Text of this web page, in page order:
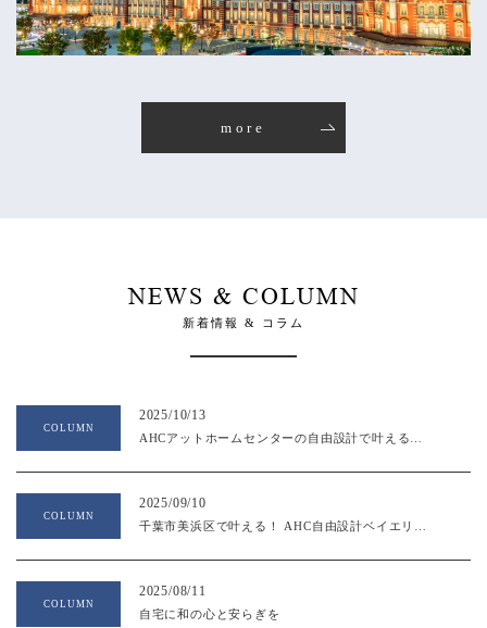
more
NEWS & COLUMN
新着情報 & コラム
COLUMN
2025/10/13
COLUMN
2025/09/10
COLUMN
2025/08/11
自宅に和の心と安らぎを